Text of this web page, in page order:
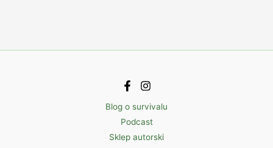
Blog o survivalu
Podcast
Sklep autorski